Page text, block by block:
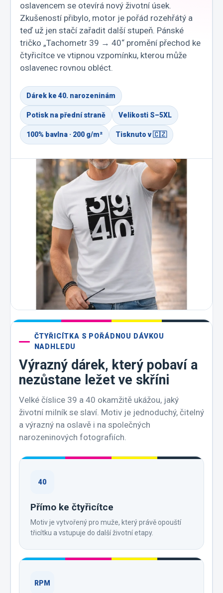
oslavencem se otevírá nový životní úsek.
Zkušeností přibylo, motor je pořád rozehřátý a
teď už jen stačí zařadit další stupeň. Pánské
tričko „Tachometr 39 → 40“ promění přechod ke
čtyřicítce ve vtipnou vzpomínku, kterou může
oslavenec rovnou obléct.
Dárek ke 40. narozeninám
Potisk na přední straně Velikosti S–5XL
100% bavlna · 200 g/m² Tisknuto v 🇨🇿
ČTYŘICÍTKA S POŘÁDNOU DÁVKOU
NADHLEDU
Výrazný dárek, který pobaví a
nezůstane ležet ve skříni
Velké číslice 39 a 40 okamžitě ukážou, jaký
životní milník se slaví. Motiv je jednoduchý, čitelný
a výrazný na oslavě i na společných
narozeninových fotografiích.
40
Přímo ke čtyřicítce
Motiv je vytvořený pro muže, který právě opouští
třicítku a vstupuje do další životní etapy.
RPM